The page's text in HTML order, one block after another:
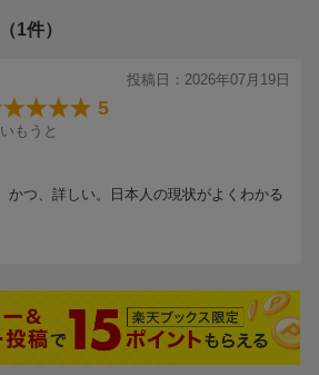
1件）
投稿日：2026年07月19日
5
もうと
かつ、詳しい。日本人の現状がよくわかる